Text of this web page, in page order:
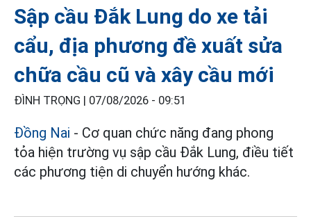
Sập cầu Đắk Lung do xe tải
cẩu, địa phương đề xuất sửa
chữa cầu cũ và xây cầu mới
ĐÌNH TRỌNG | 07/08/2026 - 09:51
Đồng Nai - Cơ quan chức năng đang phong
tỏa hiện trường vụ sập cầu Đắk Lung, điều tiết
các phương tiện di chuyển hướng khác.